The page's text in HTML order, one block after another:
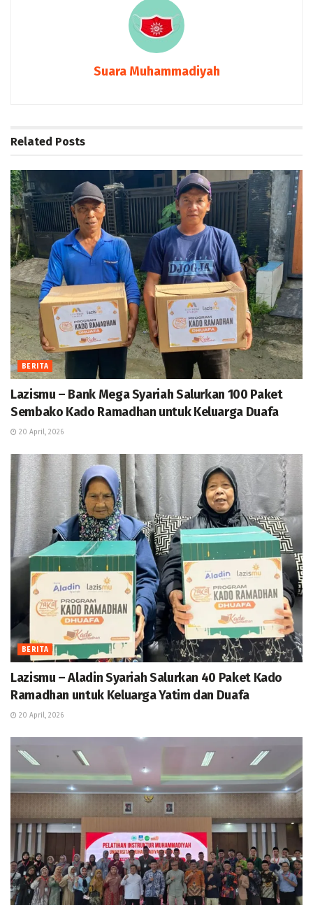
Suara Muhammadiyah
Related Posts
BERITA
Lazismu – Bank Mega Syariah Salurkan 100 Paket
Sembako Kado Ramadhan untuk Keluarga Duafa
20 April, 2026
BERITA
Lazismu – Aladin Syariah Salurkan 40 Paket Kado
Ramadhan untuk Keluarga Yatim dan Duafa
20 April, 2026